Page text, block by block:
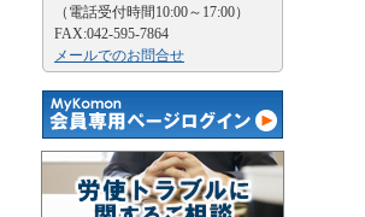
（電話受付時間10:00～17:00）
FAX:042-595-7864
メールでのお問合せ